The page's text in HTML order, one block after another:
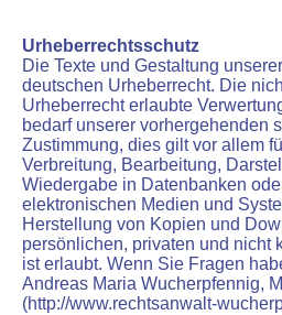
Urheberrechtsschutz
Die Texte und Gestaltung
deutschen Urheberrecht. Die
Urheberrecht erlaubte
bedarf unserer vorhergehenden
Zustimmung, dies gilt vor allem
Verbreitung, Bearbeitung,
Wiedergabe in Datenbanken
elektronischen Medien und
Herstellung von Kopien und
persönlichen, privaten und nicht
ist erlaubt. Wenn Sie Fragen
Andreas Maria Wucherpfennig,
(http://www.rechtsanwalt-